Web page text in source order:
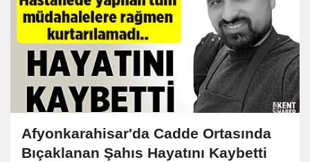
Afyonkarahisar'da Cadde Ortasında
Bıçaklanan Şahıs Hayatını Kaybetti